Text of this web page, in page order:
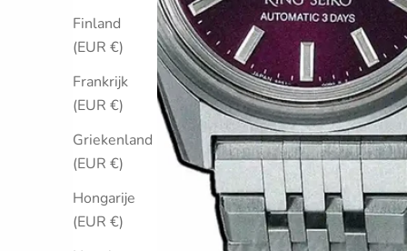
Finland
(EUR €)
Frankrijk
(EUR €)
Griekenland
(EUR €)
Hongarije
(EUR €)